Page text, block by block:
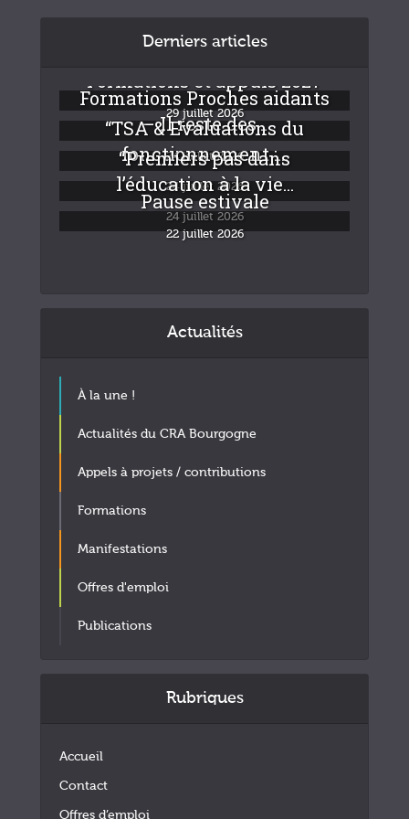
Derniers articles
Formations et appuis 2027
29 juillet 2026
Formations Proches aidants
– Il reste des...
24 juillet 2026
“TSA & Evaluations du
fonctionnement :...
24 juillet 2026
“Premiers pas dans
l’éducation à la vie...
24 juillet 2026
Pause estivale
22 juillet 2026
Actualités
À la une !
Actualités du CRA Bourgogne
Appels à projets / contributions
Formations
Manifestations
Offres d'emploi
Publications
Rubriques
Accueil
Contact
Offres d’emploi